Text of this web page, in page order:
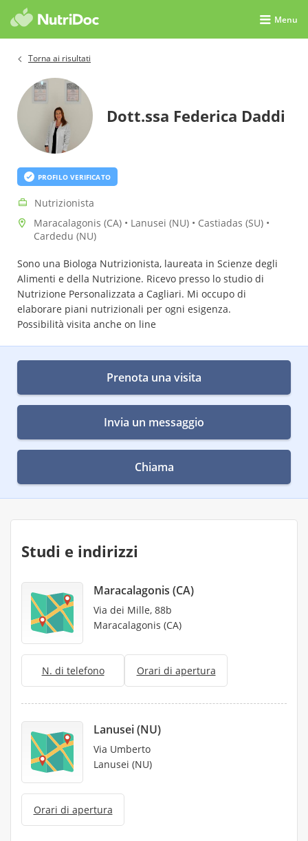
Menu
Torna ai risultati
Dott.ssa Federica Daddi
PROFILO VERIFICATO
Nutrizionista
Maracalagonis (CA) • Lanusei (NU) • Castiadas (SU) •
Cardedu (NU)
Sono una Biologa Nutrizionista, laureata in Scienze degli
Alimenti e della Nutrizione. Ricevo presso lo studio di
Nutrizione Personalizzata a Cagliari. Mi occupo di
elaborare piani nutrizionali per ogni esigenza.
Possibilità visita anche on line
Prenota una visita
Invia un messaggio
Chiama
Studi e indirizzi
Maracalagonis (CA)
Via dei Mille, 88b
Maracalagonis (CA)
N. di telefono Orari di apertura
Lanusei (NU)
Via Umberto
Lanusei (NU)
Orari di apertura